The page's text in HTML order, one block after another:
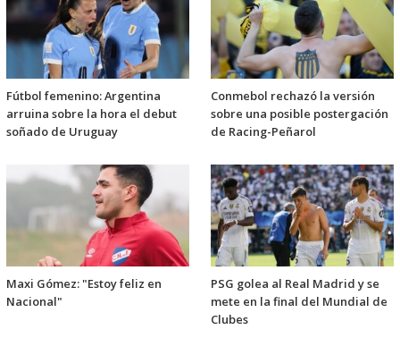
Fútbol femenino: Argentina
arruina sobre la hora el debut
soñado de Uruguay
Conmebol rechazó la versión
sobre una posible postergación
de Racing-Peñarol
Maxi Gómez: "Estoy feliz en
Nacional"
PSG golea al Real Madrid y se
mete en la final del Mundial de
Clubes